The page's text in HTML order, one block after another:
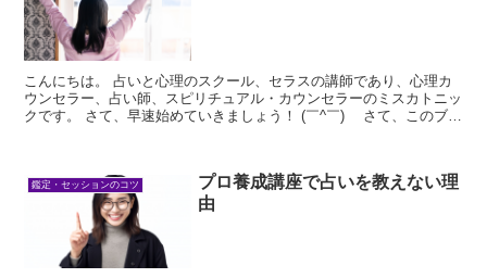
こんにちは。 占いと心理のスクール、セラスの講師であり、心理カ
ウンセラー、占い師、スピリチュアル・カウンセラーのミスカトニッ
クです。 さて、早速始めていきましょう！ (￣^￣)ゞ さて、このブロ
鑑定・セッションのコツ
プロ養成講座で占いを教えない理
由